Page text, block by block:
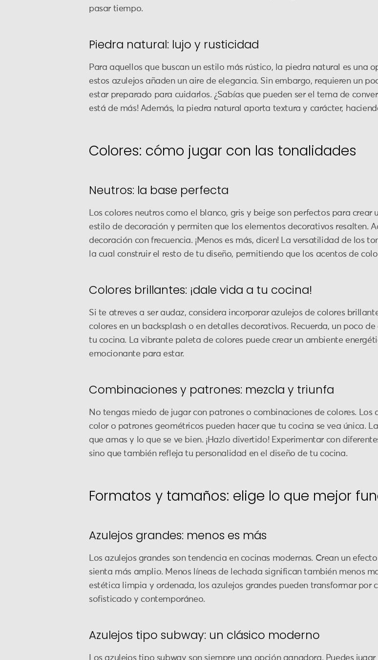
pasar tiempo.
Piedra natural: lujo y rusticidad
Para aquellos que buscan un estilo más rústico, la piedra natural es una
estos azulejos añaden un aire de elegancia. Sin embargo, requieren un
estar preparado para cuidarlos. ¿Sabías que pueden ser el tema de
está de más! Además, la piedra natural aporta textura y carácter,
Colores: cómo jugar con las tonalidades
Neutros: la base perfecta
Los colores neutros como el blanco, gris y beige son perfectos para
estilo de decoración y permiten que los elementos decorativos resalten.
decoración con frecuencia. ¡Menos es más, dicen! La versatilidad de los
la cual construir el resto de tu diseño, permitiendo que los acentos de
Colores brillantes: ¡dale vida a tu cocina!
Si te atreves a ser audaz, considera incorporar azulejos de colores
colores en un backsplash o en detalles decorativos. Recuerda, un poco
tu cocina. La vibrante paleta de colores puede crear un ambiente
emocionante para estar.
Combinaciones y patrones: mezcla y triunfa
No tengas miedo de jugar con patrones o combinaciones de colores.
color o patrones geométricos pueden hacer que tu cocina se vea única.
que amas y lo que se ve bien. ¡Hazlo divertido! Experimentar con
sino que también refleja tu personalidad en el diseño de tu cocina.
Formatos y tamaños: elige lo que mejor
Azulejos grandes: menos es más
Los azulejos grandes son tendencia en cocinas modernas. Crean un
sienta más amplio. Menos líneas de lechada significan también menos
estética limpia y ordenada, los azulejos grandes pueden transformar por
sofisticado y contemporáneo.
Azulejos tipo subway: un clásico moderno
Los azulejos tipo subway son siempre una opción ganadora. Puedes